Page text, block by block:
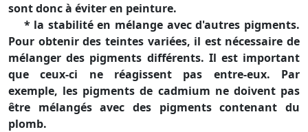
sont donc à éviter en peinture.
* la stabilité en mélange avec d'autres pigments.
Pour obtenir des teintes variées, il est nécessaire de
mélanger des pigments différents. Il est important
que ceux-ci ne réagissent pas entre-eux. Par
exemple, les pigments de cadmium ne doivent pas
être mélangés avec des pigments contenant du
plomb.